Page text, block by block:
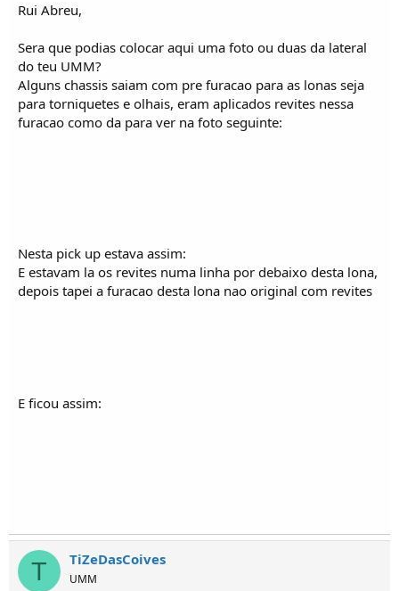
Rui Abreu,
Sera que podias colocar aqui uma foto ou duas da lateral
do teu UMM?
Alguns chassis saiam com pre furacao para as lonas seja
para torniquetes e olhais, eram aplicados revites nessa
furacao como da para ver na foto seguinte:
Nesta pick up estava assim:
E estavam la os revites numa linha por debaixo desta lona,
depois tapei a furacao desta lona nao original com revites
E ficou assim:
T TiZeDasCoives
UMM